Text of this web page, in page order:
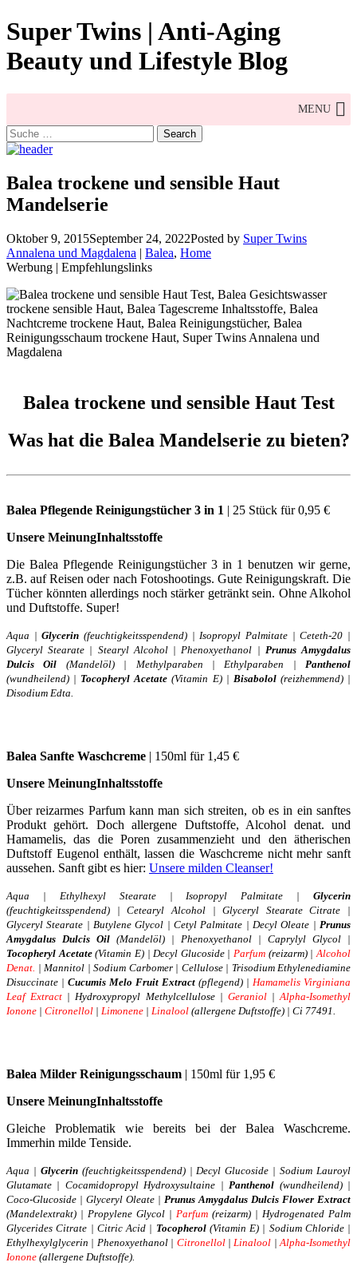
Skip
to
content
Super Twins | Anti-Aging
Beauty und Lifestyle Blog
MENU
Search
for:
Balea trockene und sensible Haut
Mandelserie
Oktober 9, 2015September 24, 2022Posted by Super Twins
Annalena und Magdalena | Balea, Home
Werbung | Empfehlungslinks
Balea trockene und sensible Haut Test
Was hat die Balea Mandelserie zu bieten?
Balea Pflegende Reinigungstücher 3 in 1 | 25 Stück für 0,95 €
Unsere MeinungInhaltsstoffe
Die Balea Pflegende Reinigungstücher 3 in 1 benutzen wir gerne,
z.B. auf Reisen oder nach Fotoshootings. Gute Reinigungskraft. Die
Tücher könnten allerdings noch stärker getränkt sein. Ohne Alkohol
und Duftstoffe. Super!
Aqua |Glycerin(feuchtigkeitsspendend) | Isopropyl Palmitate | Ceteth-20 |
Glyceryl Stearate | Stearyl Alcohol | Phenoxyethanol | Prunus Amygdalus
Dulcis Oil (Mandelöl) | Methylparaben | Ethylparaben | Panthenol
(wundheilend) | Tocopheryl Acetate(Vitamin E) | Bisabolol(reizhemmend) |
Disodium Edta.
Balea Sanfte Waschcreme | 150ml für 1,45 €
Unsere MeinungInhaltsstoffe
Über reizarmes Parfum kann man sich streiten, ob es in ein sanftes
Produkt gehört. Doch allergene Duftstoffe, Alcohol denat. und
Hamamelis, das die Poren zusammenzieht und den ätherischen
Duftstoff Eugenol enthält, lassen die Waschcreme nicht mehr sanft
aussehen. Sanft gibt es hier: Unsere milden Cleanser!
Aqua | Ethylhexyl Stearate | Isopropyl Palmitate | Glycerin
(feuchtigkeitsspendend) | Cetearyl Alcohol | Glyceryl Stearate Citrate |
Glyceryl Stearate | Butylene Glycol | Cetyl Palmitate | Decyl Oleate | Prunus
Amygdalus Dulcis Oil (Mandelöl) | Phenoxyethanol | Caprylyl Glycol |
Tocopheryl Acetate(Vitamin E) | Decyl Glucoside |Parfum (reizarm) |Alcohol
Denat. | Mannitol | Sodium Carbomer | Cellulose | Trisodium Ethylenediamine
Disuccinate | Cucumis Melo Fruit Extract (pflegend) | Hamamelis Virginiana
Leaf Extract | Hydroxypropyl Methylcellulose | Geraniol|Alpha-Isomethyl
Ionone | Citronellol | Limonene | Linalool (allergene Duftstoffe) | Ci 77491.
Balea Milder Reinigungsschaum | 150ml für 1,95 €
Unsere MeinungInhaltsstoffe
Gleiche Problematik wie bereits bei der Balea Waschcreme.
Immerhin milde Tenside.
Aqua | Glycerin (feuchtigkeitsspendend) | Decyl Glucoside | Sodium Lauroyl
Glutamate | Cocamidopropyl Hydroxysultaine |Panthenol (wundheilend) |
Coco-Glucoside | Glyceryl Oleate | Prunus Amygdalus Dulcis Flower Extract
(Mandelextrakt) | Propylene Glycol | Parfum (reizarm) | Hydrogenated Palm
Glycerides Citrate | Citric Acid | Tocopherol (Vitamin E) | Sodium Chloride |
Ethylhexylglycerin | Phenoxyethanol | Citronellol|Linalool |Alpha-Isomethyl
Ionone (allergene Duftstoffe).